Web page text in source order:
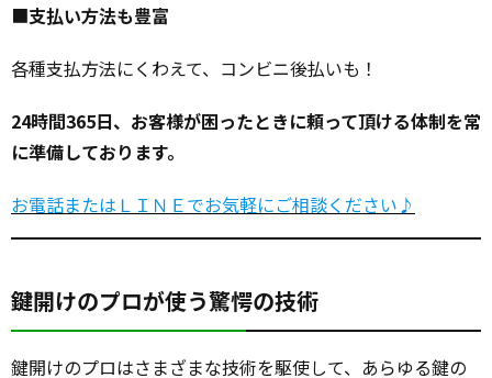
■支払い方法も豊富
各種支払方法にくわえて、コンビニ後払いも！
24時間365日、お客様が困ったときに頼って頂ける体制を常
に準備しております。
お電話またはＬＩＮＥでお気軽にご相談ください♪
鍵開けのプロが使う驚愕の技術
鍵開けのプロはさまざまな技術を駆使して、あらゆる鍵の